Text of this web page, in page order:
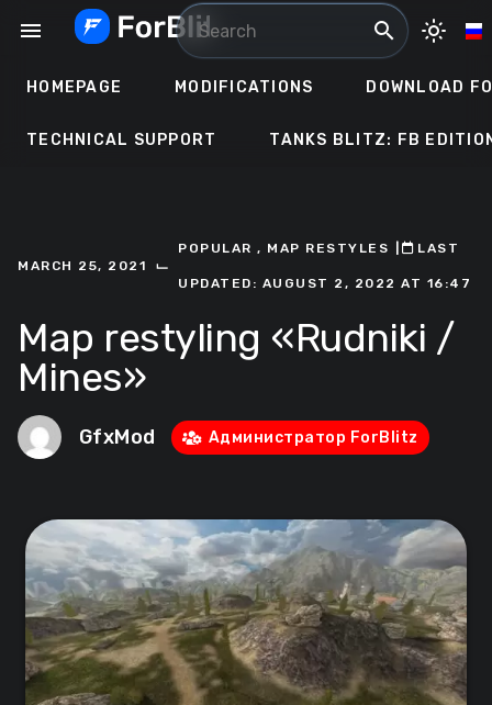
menu search light_mode
HOMEPAGE MODIFICATIONS DOWNLOAD
TECHNICAL SUPPORT TANKS BLITZ: FB
MARCH 25, 2021 ⌙
POPULAR , MAP RESTYLES ㅤLAST
UPDATED: AUGUST 2, 2022 AT 16:47
Map restyling «Rudniki /
Mines»
GfxMod Администратор ForBlitz